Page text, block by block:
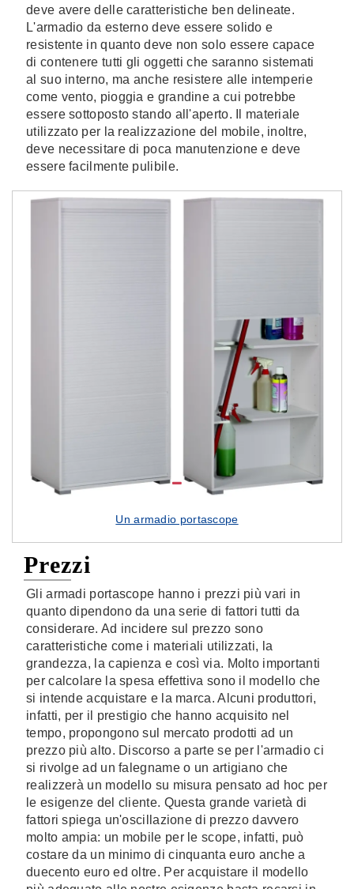
deve avere delle caratteristiche ben delineate.
L'armadio da esterno deve essere solido e
resistente in quanto deve non solo essere capace
di contenere tutti gli oggetti che saranno sistemati
al suo interno, ma anche resistere alle intemperie
come vento, pioggia e grandine a cui potrebbe
essere sottoposto stando all'aperto. Il materiale
utilizzato per la realizzazione del mobile, inoltre,
deve necessitare di poca manutenzione e deve
essere facilmente pulibile.
Un armadio portascope
Prezzi
Gli armadi portascope hanno i prezzi più vari in
quanto dipendono da una serie di fattori tutti da
considerare. Ad incidere sul prezzo sono
caratteristiche come i materiali utilizzati, la
grandezza, la capienza e così via. Molto importanti
per calcolare la spesa effettiva sono il modello che
si intende acquistare e la marca. Alcuni produttori,
infatti, per il prestigio che hanno acquisito nel
tempo, propongono sul mercato prodotti ad un
prezzo più alto. Discorso a parte se per l'armadio ci
si rivolge ad un falegname o un artigiano che
realizzerà un modello su misura pensato ad hoc per
le esigenze del cliente. Questa grande varietà di
fattori spiega un'oscillazione di prezzo davvero
molto ampia: un mobile per le scope, infatti, può
costare da un minimo di cinquanta euro anche a
duecento euro ed oltre. Per acquistare il modello